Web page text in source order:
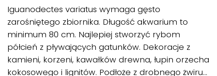
Iguanodectes variatus wymaga gęsto
zarośniętego zbiornika. Długość akwarium to
minimum 80 cm. Najlepiej stworzyć rybom
półcień z pływających gatunków. Dekoracje z
kamieni, korzeni, kawałków drewna, łupin orzecha
kokosowego i lignitów. Podłoże z drobnego żwiru...